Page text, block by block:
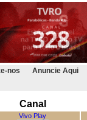
nos
Anuncie Aqui
Canal
Vivo Play